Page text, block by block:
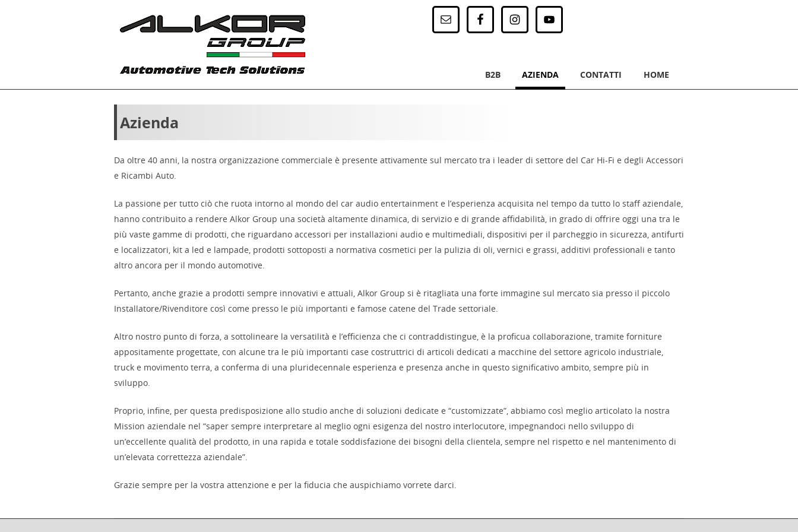
Menu
SKIP TO CONTENT
B2B AZIENDA CONTATTI HOME
Azienda
Da oltre 40 anni, la nostra organizzazione commerciale è presente attivamente sul mercato tra i leader di settore del Car Hi-Fi e degli Accessori
e Ricambi Auto.
La passione per tutto ciò che ruota intorno al mondo del car audio entertainment e l’esperienza acquisita nel tempo da tutto lo staff aziendale,
hanno contribuito a rendere Alkor Group una società altamente dinamica, di servizio e di grande affidabilità, in grado di offrire oggi una tra le
più vaste gamme di prodotti, che riguardano accessori per installazioni audio e multimediali, dispositivi per il parcheggio in sicurezza, antifurti
e localizzatori, kit a led e lampade, prodotti sottoposti a normativa cosmetici per la pulizia di oli, vernici e grassi, additivi professionali e tanto
altro ancora per il mondo automotive.
Pertanto, anche grazie a prodotti sempre innovativi e attuali, Alkor Group si è ritagliata una forte immagine sul mercato sia presso il piccolo
Installatore/Rivenditore così come presso le più importanti e famose catene del Trade settoriale.
Altro nostro punto di forza, a sottolineare la versatilità e l’efficienza che ci contraddistingue, è la proficua collaborazione, tramite forniture
appositamente progettate, con alcune tra le più importanti case costruttrici di articoli dedicati a macchine del settore agricolo industriale,
truck e movimento terra, a conferma di una pluridecennale esperienza e presenza anche in questo significativo ambito, sempre più in
sviluppo.
Proprio, infine, per questa predisposizione allo studio anche di soluzioni dedicate e “customizzate”, abbiamo così meglio articolato la nostra
Mission aziendale nel “saper sempre interpretare al meglio ogni esigenza del nostro interlocutore, impegnandoci nello sviluppo di
un’eccellente qualità del prodotto, in una rapida e totale soddisfazione dei bisogni della clientela, sempre nel rispetto e nel mantenimento di
un’elevata correttezza aziendale”.
Grazie sempre per la vostra attenzione e per la fiducia che auspichiamo vorrete darci.